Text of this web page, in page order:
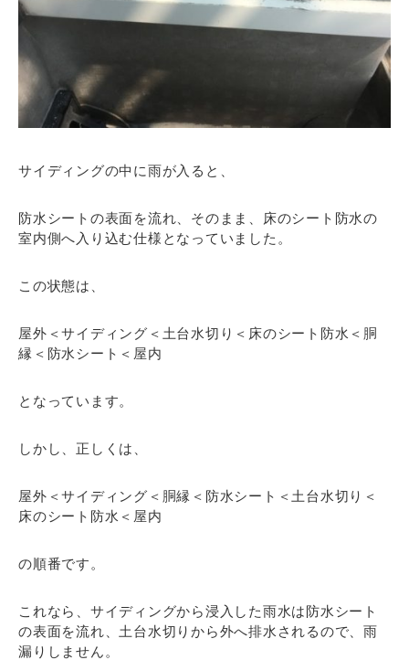
サイディングの中に雨が入ると、
防水シートの表面を流れ、そのまま、床のシート防水の
室内側へ入り込む仕様となっていました。
この状態は、
屋外＜サイディング＜土台水切り＜床のシート防水＜胴
縁＜防水シート＜屋内
となっています。
しかし、正しくは、
屋外＜サイディング＜胴縁＜防水シート＜土台水切り＜
床のシート防水＜屋内
の順番です。
これなら、サイディングから浸入した雨水は防水シート
の表面を流れ、土台水切りから外へ排水されるので、雨
漏りしません。